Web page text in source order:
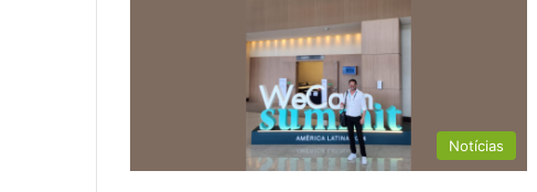
Notícias